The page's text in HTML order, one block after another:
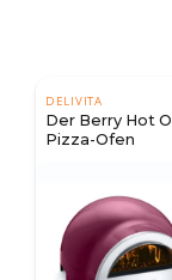
DELIVITA
Der Berry Hot
Pizza-Ofen